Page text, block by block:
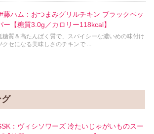
藤ハム：おつまみグリルチキン ブラックペッ
ー【糖質3.0g／カロリー118kcal】
糖質＆高たんぱく質で、スパイシーな濃いめの味付け
クセになる美味しさのチキンで ...
：ヴィシソワーズ 冷たいじゃがいものスー